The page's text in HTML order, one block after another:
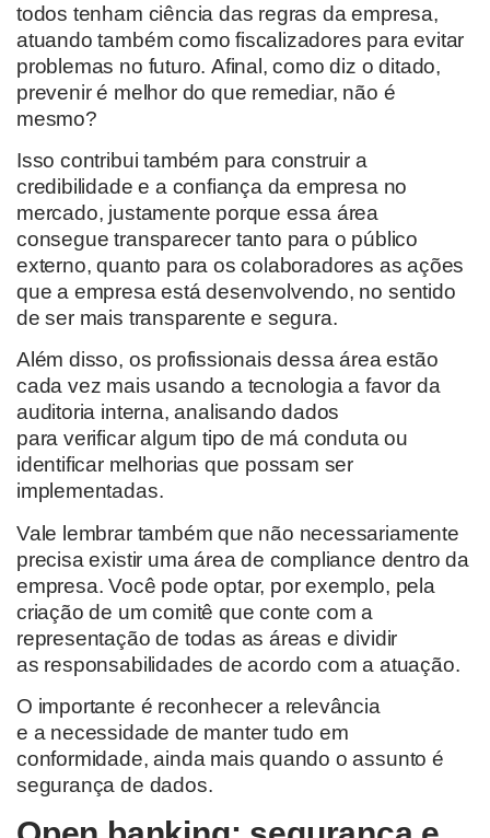
todos tenham ciência das regras da empresa,
atuandotambémcomo fiscalizadores para evitar
problemas no futuro. Afinal, como diz o ditado,
prevenir é melhor do que remediar, não é
mesmo?
Isso contribui também para construir a
credibilidade e a confiança da empresa no
mercado, justamente porque essa área
conseguetransparecer tanto para o público
externo, quanto para os colaboradores as ações
que a empresa está desenvolvendo, no sentido
de ser mais transparente e segura.
Além disso, os profissionais dessa áreaestão
cada vez mais usando a tecnologia a favor da
auditoria interna, analisando dados
paraverificar algum tipo de má conduta ou
identificar melhorias que possam ser
implementadas.
Vale lembrar também que não necessariamente
precisa existir uma área de compliance dentro da
empresa. Você pode optar, porexemplo, pela
criação de um comitê queconte coma
representação de todas as áreas e dividir
as responsabilidades de acordo com a atuação.
O importante é reconhecer a relevância
e a necessidade de manter tudo em
conformidade, ainda mais quando o assunto é
segurança de dados.